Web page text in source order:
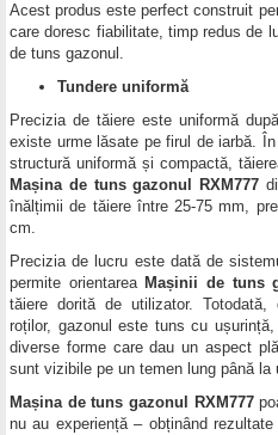
Acest produs este perfect construit
care doresc fiabilitate, timp redus de
de tuns gazonul.
Tundere uniformă
Precizia de tăiere este uniformă
existe urme lăsate pe firul de iarbă.
structură uniformă și compactă,
Mașina de tuns gazonul RXM777
înălțimii de tăiere între 25-75 mm,
cm.
Precizia de lucru este dată de
permite orientarea Mașinii de tuns
tăiere dorită de utilizator.
roților, gazonul este tuns cu
diverse forme care dau un aspect
sunt vizibile pe un temen lung până la
Mașina de tuns gazonul RXM777
nu au experiență – obținând